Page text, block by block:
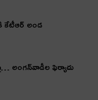
కేటీఆర్ అండ
అంగ‌న్‌వాడీల ఫిర్యాదు